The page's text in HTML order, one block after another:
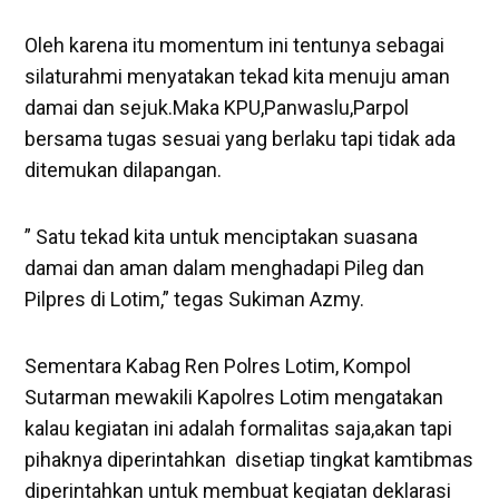
Oleh karena itu momentum ini tentunya sebagai
‎silaturahmi menyatakan tekad kita menuju aman
damai dan sejuk.Maka KPU,Panwaslu,Parpol
bersama tugas sesuai yang berlaku tapi tidak ada
ditemukan dilapangan.
” Satu tekad kita untuk menciptakan suasana
damai dan aman dalam menghadapi Pileg dan
Pilpres di Lotim,” tegas Sukiman Azmy.
Sementara Kabag Ren Polres Lotim, Kompol
Sutarman mewakili Kapolres Lotim mengatakan
kalau kegiatan ini adalah formalitas ‎saja,akan tapi
pihaknya diperintahkan disetiap tingkat kamtibmas
diperintahkan untuk membuat kegiatan deklarasi